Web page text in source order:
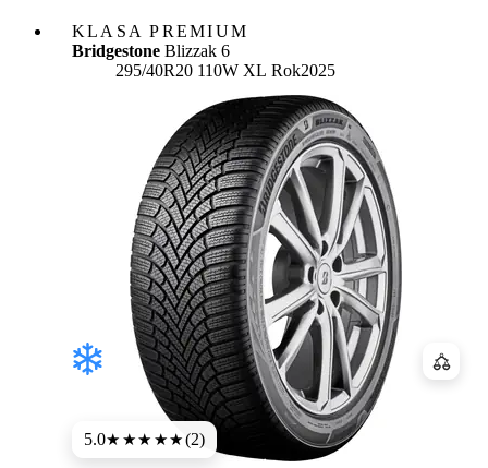
KLASA PREMIUM
Bridgestone Blizzak 6
295/40R20 110W XL Rok2025
5.0★★★★★(2)